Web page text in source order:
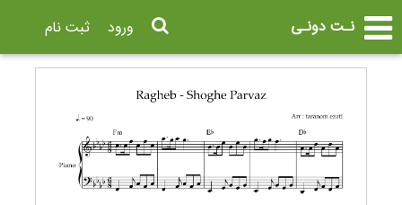
نـت دونـی ثبت نام ورود